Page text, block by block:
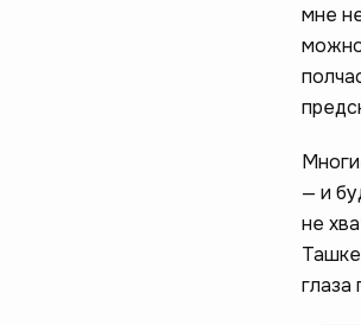
мне
можно
— и
не
глаза